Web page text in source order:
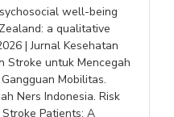
well-being
a qualitative
| Jurnal Kesehatan
Stroke untuk Mencegah
Mobilitas.
Ners Indonesia. Risk
Patients: A